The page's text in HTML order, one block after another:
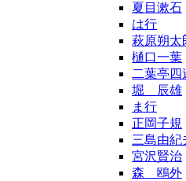
夏目漱石
は行
萩原朔太
樋口一葉
二葉亭四
堀 辰雄
ま行
正岡子規
三島由紀
宮沢賢治
森 鴎外